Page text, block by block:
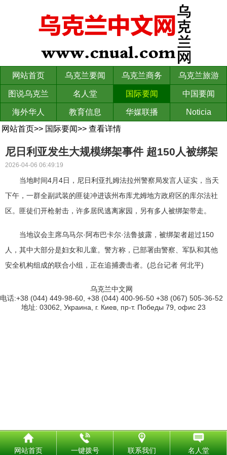
网站首页 乌克兰要闻 乌克兰商务 乌克兰旅游
图说乌克兰 名人堂 国际要闻 中国要闻
海外华人 教育信息 华媒联播
Noticia
网站首页>> 国际要闻>> 查看详情
尼日利亚发生大规模绑架事件 超150人被绑架
2026-04-06 06:49:19
当地时间4月4日，尼日利亚扎姆法拉州警察局发言人证实，当天
下午，一群全副武装的匪徒冲进该州布库尤姆地方政府区的库尔法社
区。匪徒们开枪射击，许多居民逃离家园，另有多人被绑架带走。
当地议会主席乌马尔·阿布巴卡尔·法鲁披露，被绑架者超过150
人，其中大部分是妇女和儿童。警方称，已部署由警察、军队和其他
安全机构组成的联合小组，正在追捕袭击者。(总台记者 何北平)
乌克兰中文网
电话:+38 (044) 449-98-60, +38 (044) 400-96-50 +38 (067) 505-36-52
地址: 03062, Украина, г. Киев, пр-т. Победы 79, офис 23
网站首页 一键拨号 联系我们 名人堂